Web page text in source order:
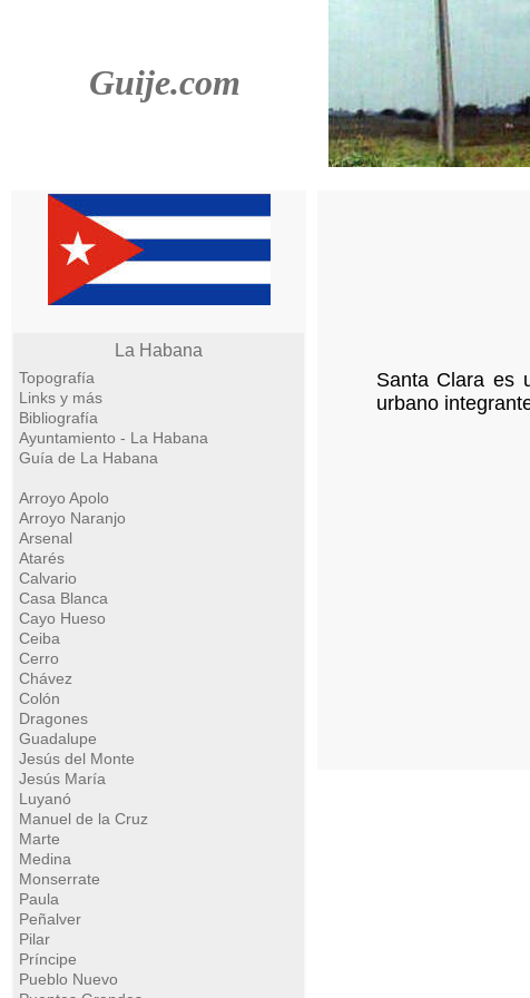
Guije.com
La Habana
Topografía
Links y más
Bibliografía
Ayuntamiento - La Habana
Guía de La Habana
Arroyo Apolo
Arroyo Naranjo
Arsenal
Atarés
Calvario
Casa Blanca
Cayo Hueso
Ceiba
Cerro
Chávez
Colón
Dragones
Guadalupe
Jesús del Monte
Jesús María
Luyanó
Manuel de la Cruz
Marte
Medina
Monserrate
Paula
Peñalver
Pilar
Príncipe
Pueblo Nuevo
Santa Clara es
urbano